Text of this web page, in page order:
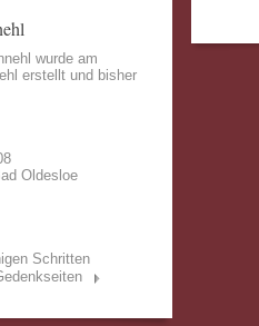
wurde am
erstellt und bisher
Oldesloe
Schritten